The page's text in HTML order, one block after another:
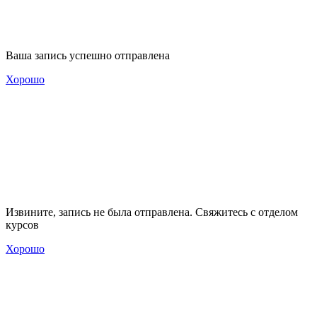
Ваша запись успешно отправлена
Хорошо
Извините, запись не была отправлена. Свяжитесь с отделом
курсов
Хорошо